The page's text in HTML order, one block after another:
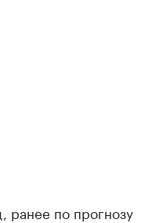
ранее по прогнозу